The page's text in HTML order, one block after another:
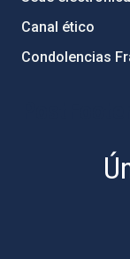
Canal ético
Condolencias